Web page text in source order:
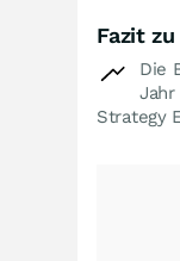
Fazit
Die
Strategy